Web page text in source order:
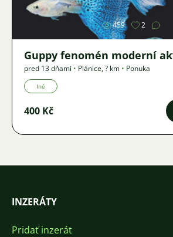
459 2
Guppy fenomén moderní
pred 13 dňami • Plánice,? km • Ponuka
Iné
400 Kč
INZERÁTY
Pridať inzerát